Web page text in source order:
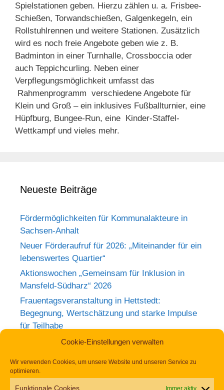
Cookie-Einstellungen verwalten
Wir verwenden Cookies, um unsere Website und unseren Service zu
optimieren.
Funktionale Cookies Immer aktiv
Spielstationen geben. Hierzu zählen u. a. Frisbee-
Schießen, Torwandschießen, Galgenkegeln, ein
Rollstuhlrennen und weitere Stationen. Zusätzlich
wird es noch freie Angebote geben wie z. B.
Badminton in einer Turnhalle, Crossboccia oder
auch Teppichcurling. Neben einer
Verpflegungsmöglichkeit umfasst das
Rahmenprogramm verschiedene Angebote für
Klein und Groß – ein inklusives Fußballturnier, eine
Hüpfburg, Bungee-Run, eine Kinder-Staffel-
Wettkampf und vieles mehr.
Neueste Beiträge
Fördermöglichkeiten für Kommunalakteure in
Sachsen-Anhalt
Neuer Förderaufruf für 2026: „Miteinander für ein
lebenswertes Quartier“
Aktionswochen „Gemeinsam für Inklusion in
Mansfeld-Südharz“ 2026
Frauentagsveranstaltung in Hettstedt:
Begegnung, Wertschätzung und starke Impulse
für Teilhabe
Rückblick zum Weltkrebstag im Europa-
Tag der Begegnung 2026 – Jetzt anmelden und
dabei sein!